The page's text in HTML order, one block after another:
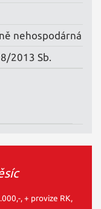
nehospodárná
2013 Sb.
, + provize RK,